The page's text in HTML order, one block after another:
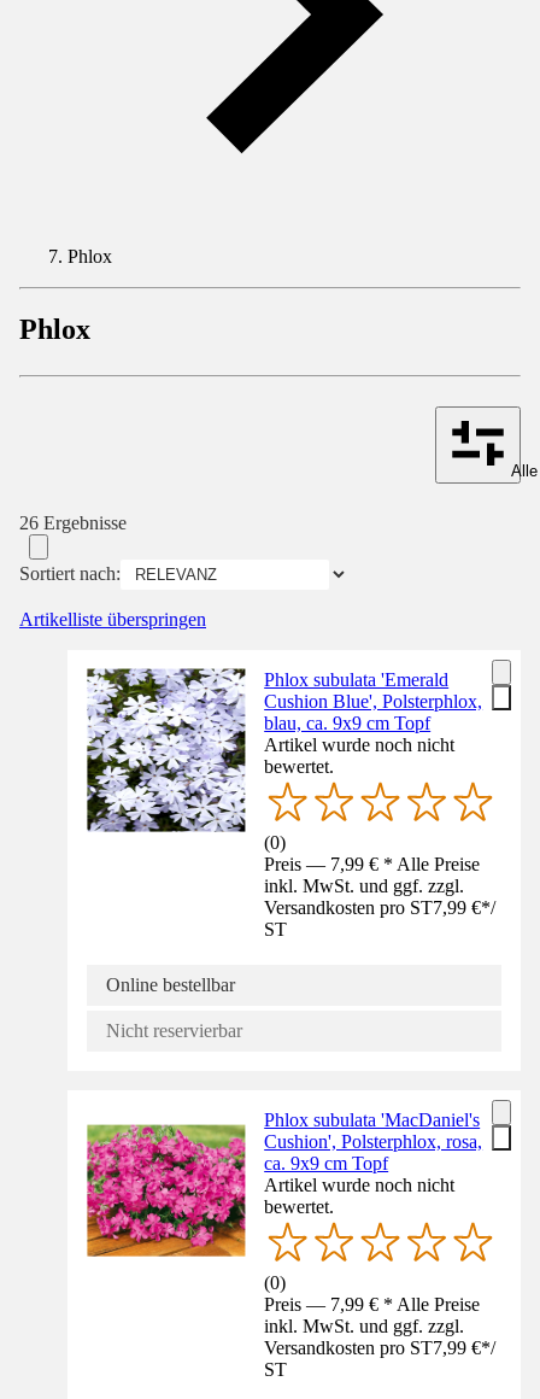
Phlox
Phlox
26 Ergebnisse
Sortiert nach:
Artikelliste überspringen
Phlox subulata 'Emerald
Cushion Blue', Polsterphlox,
blau, ca. 9x9 cm Topf
Artikel wurde noch nicht
bewertet.
(0)
Preis — 7,99 € * Alle Preise
inkl. MwSt. und ggf. zzgl.
Versandkosten pro ST7,99 €*/
ST
Online bestellbar
Nicht reservierbar
Phlox subulata 'MacDaniel's
Cushion', Polsterphlox, rosa,
ca. 9x9 cm Topf
Artikel wurde noch nicht
bewertet.
(0)
Preis — 7,99 € * Alle Preise
inkl. MwSt. und ggf. zzgl.
Versandkosten pro ST7,99 €*/
ST